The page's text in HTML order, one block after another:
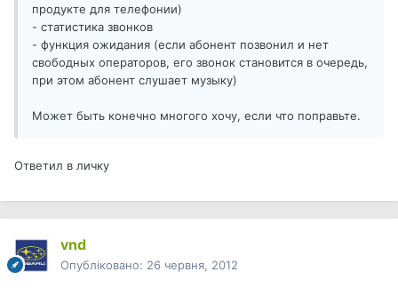
продукте для телефонии)
- статистика звонков
- функция ожидания (если абонент позвонил и нет
свободных операторов, его звонок становится в очередь,
при этом абонент слушает музыку)
Может быть конечно многого хочу, если что поправьте.
Ответил в личку
vnd
Опубліковано: 26 червня, 2012